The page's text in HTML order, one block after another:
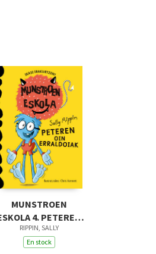
MUNSTROEN
4. PETEREN
OIN ERRALDOIAK
RIPPIN, SALLY
En stock